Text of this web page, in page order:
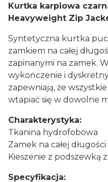
Kurtka karpiowa
Heavyweight Zip
Syntetyczna kurtka
zamkiem na całej
zapinanymi na zamek.
wykończenie i
zapewniają, że
wtapiać się w dowolne
Charakterystyka:
Tkanina hydrofobowa
Zamek na całej
Kieszenie z podszewką
Specyfikacja: